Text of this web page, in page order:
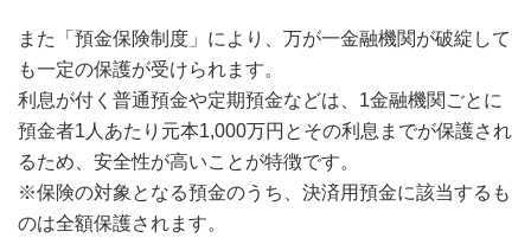
また「預金保険制度」により、万が一金融機関が破綻して
も一定の保護が受けられます。
利息が付く普通預金や定期預金などは、1金融機関ごとに
預金者1人あたり元本1,000万円とその利息までが保護され
るため、安全性が高いことが特徴です。
※保険の対象となる預金のうち、決済用預金に該当するも
のは全額保護されます。